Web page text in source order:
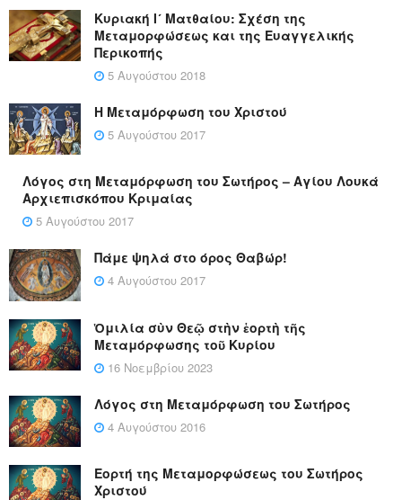
Κυριακή Ι´ Ματθαίου: Σχέση της
Μεταμορφώσεως και της Ευαγγελικής
Περικοπής
5 Αυγούστου 2018
Η Μεταμόρφωση του Χριστού
5 Αυγούστου 2017
Λόγος στη Μεταμόρφωση του Σωτήρος – Αγίου Λουκά
Αρχιεπισκόπου Κριμαίας
5 Αυγούστου 2017
Πάμε ψηλά στο όρος Θαβώρ!
4 Αυγούστου 2017
Ὁμιλία σὺν Θεῷ στὴν ἑορτὴ τῆς
Μεταμόρφωσης τοῦ Κυρίου
16 Νοεμβρίου 2023
Λόγος στη Μεταμόρφωση του Σωτήρος
4 Αυγούστου 2016
Εορτή της Μεταμορφώσεως του Σωτήρος
Χριστού